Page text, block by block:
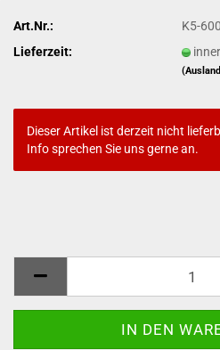
Art.Nr.:
K5-
Lieferzeit:
Dieser Artikel ist derzeit nicht
Info sprechen Sie uns gerne an.